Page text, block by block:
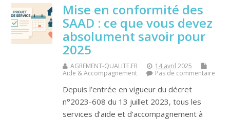
Mise en conformité des
SAAD : ce que vous devez
absolument savoir pour
2025
AGREMENT-QUALITE.FR
14 avril 2025
Aide & Accompagnement
Pas de commentaire
Depuis l’entrée en vigueur du décret
n°2023-608 du 13 juillet 2023, tous les
services d’aide et d’accompagnement à